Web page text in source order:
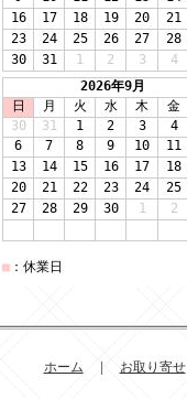
ホーム お取り寄せ